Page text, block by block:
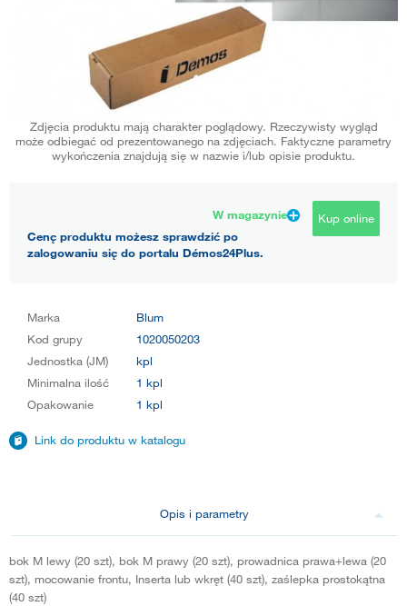
Zdjęcia produktu mają charakter poglądowy. Rzeczywisty wygląd
może odbiegać od prezentowanego na zdjęciach. Faktyczne parametry
wykończenia znajdują się w nazwie i/lub opisie produktu.
W magazynie
Cenę produktu możesz sprawdzić po
zalogowaniu się do portalu Démos24Plus.
Kup online
Marka
Blum
Kod grupy
1020050203
Jednostka (JM)
kpl
Minimalna ilość
1 kpl
Opakowanie
1 kpl
Link do produktu w katalogu
Opis i parametry
bok M lewy (20 szt), bok M prawy (20 szt), prowadnica prawa+lewa (20
szt), mocowanie frontu, Inserta lub wkręt (40 szt), zaślepka prostokątna
(40 szt)